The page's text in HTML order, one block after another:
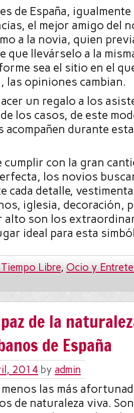
de España,
el mejor amigo del
a la novia, quien
que llevárselo a la
sea el sitio en el
las opiniones cambian.
un regalo a los
los casos, de este
acompañen durante
cumplir con la gran
los novios
cada detalle,
iglesia, decoración,
alto son los
ideal para esta
Libre, Ocio y
de la
de España
2014 by admin
menos las más
de naturaleza viva.